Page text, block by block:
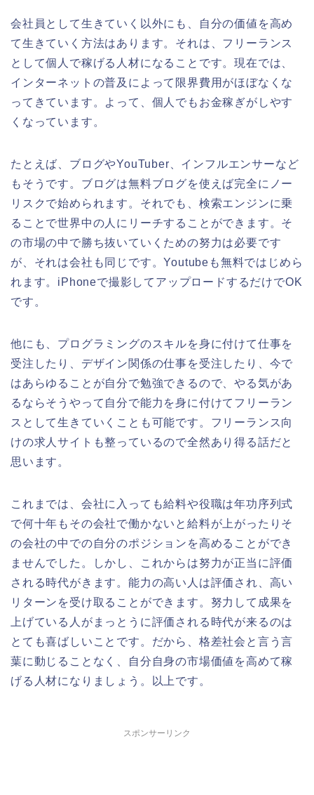
会社員として生きていく以外にも、自分の価値を高め
て生きていく方法はあります。それは、フリーランス
として個人で稼げる人材になることです。現在では、
インターネットの普及によって限界費用がほぼなくな
ってきています。よって、個人でもお金稼ぎがしやす
くなっています。
たとえば、ブログやYouTuber、インフルエンサーなど
もそうです。ブログは無料ブログを使えば完全にノー
リスクで始められます。それでも、検索エンジンに乗
ることで世界中の人にリーチすることができます。そ
の市場の中で勝ち抜いていくための努力は必要です
が、それは会社も同じです。Youtubeも無料ではじめら
れます。iPhoneで撮影してアップロードするだけでOK
です。
他にも、プログラミングのスキルを身に付けて仕事を
受注したり、デザイン関係の仕事を受注したり、今で
はあらゆることが自分で勉強できるので、やる気があ
るならそうやって自分で能力を身に付けてフリーラン
スとして生きていくことも可能です。フリーランス向
けの求人サイトも整っているので全然あり得る話だと
思います。
これまでは、会社に入っても給料や役職は年功序列式
で何十年もその会社で働かないと給料が上がったりそ
の会社の中での自分のポジションを高めることができ
ませんでした。しかし、これからは努力が正当に評価
される時代がきます。能力の高い人は評価され、高い
リターンを受け取ることができます。努力して成果を
上げている人がまっとうに評価される時代が来るのは
とても喜ばしいことです。だから、格差社会と言う言
葉に動じることなく、自分自身の市場価値を高めて稼
げる人材になりましょう。以上です。
スポンサーリンク